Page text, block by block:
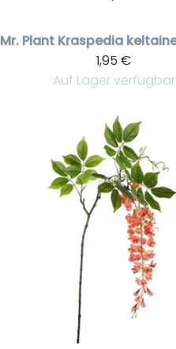
Mr. Plant
1,95 €
Auf Lager verfügbar